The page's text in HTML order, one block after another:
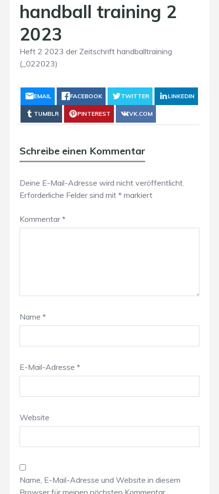
handball training 2
2023
Heft 2 2023 der Zeitschrift handballtraining
(_022023)
EMAIL FACEBOOK TWITTER LINKEDIN
TUMBLR PINTEREST VK.COM
Schreibe einen Kommentar
Deine E-Mail-Adresse wird nicht veröffentlicht.
Erforderliche Felder sind mit * markiert
Kommentar*
Name *
E-Mail-Adresse *
Website
Name, E-Mail-Adresse und Website in diesem
Browser für meinen nächsten Kommentar